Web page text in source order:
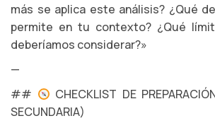
más se aplica este análisis? ¿Qué
permite en tu contexto? ¿Qué
deberíamos considerar?»
—
##
CHECKLIST DE
SECUNDARIA)